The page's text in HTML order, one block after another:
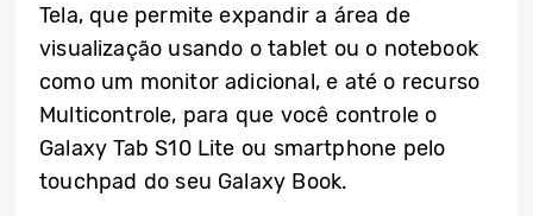
Tela, que permite expandir a área de
visualização usando o tablet ou o notebook
como um monitor adicional, e até o recurso
Multicontrole, para que você controle o
Galaxy Tab S10 Lite ou smartphone pelo
touchpad do seu Galaxy Book.